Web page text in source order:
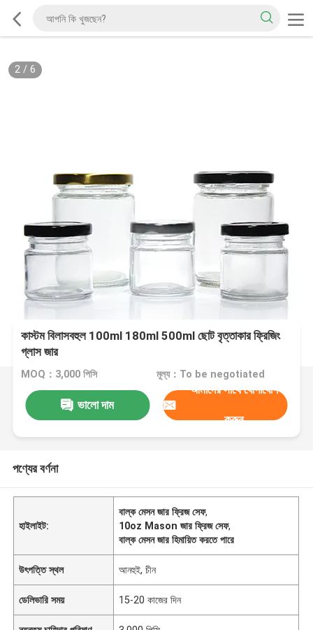
2/ 6
কাস্টম বিলাসবহুল 100ml 180ml 500ml ছোট বৃত্তাকার ফ্রিজিং
গ্লাস জার
MOQ：3,000 পিসি মূল্য：To be negotiated
ভালো দাম
আমাদের সাথে যোগাযোগ
করুন
পণ্যের বর্ণনা
হাইলাইট:
বাল্ক মেসন জার ফ্রিজ সেফ,
10oz Mason জার ফ্রিজ সেফ,
বাল্ক মেসন জার হিমায়িত করতে পারে
উৎপত্তি স্থল আনহুই, চীন
ডেলিভারি সময় 15-20 কাজের দিন